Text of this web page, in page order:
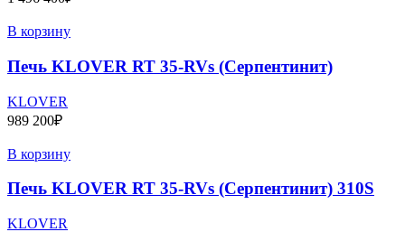
В корзину
Печь KLOVER RT 35-RVs (Серпентинит)
KLOVER
989 200₽
В корзину
Печь KLOVER RT 35-RVs (Серпентинит) 310S
KLOVER